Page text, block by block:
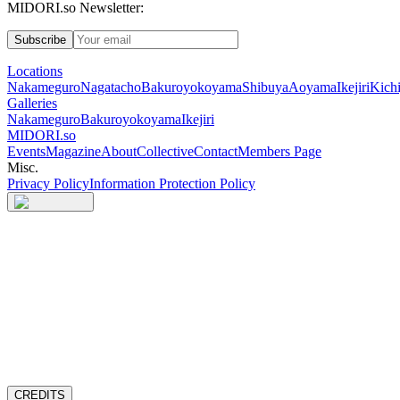
MIDORI.so Newsletter:
Subscribe
Locations
NakameguroNagatachoBakuroyokoyamaShibuyaAoyamaIkejiri
Galleries
NakameguroBakuroyokoyamaIkejiri
MIDORI.so
EventsMagazineAboutCollectiveContactMembers Page
Misc.
Privacy PolicyInformation Protection Policy
CREDITS